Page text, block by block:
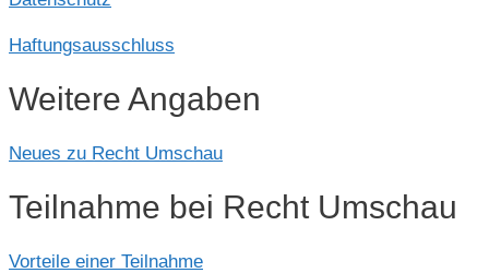
Haftungsausschluss
Weitere Angaben
Neues zu Recht Umschau
Teilnahme bei Recht Umschau
Vorteile einer Teilnahme